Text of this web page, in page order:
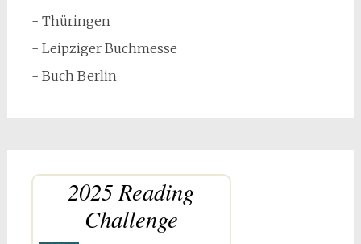
- Thüringen
- Leipziger Buchmesse
- Buch Berlin
2025 Reading
Challenge